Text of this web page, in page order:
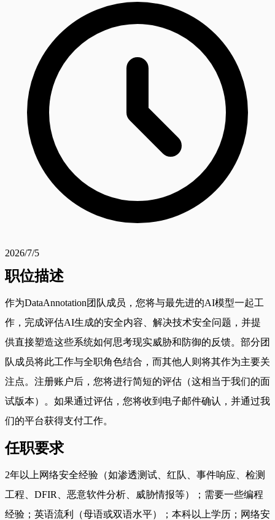
2026/7/5
职位描述
作为DataAnnotation团队成员，您将与最先进的AI模型一起工
作，完成评估AI生成的安全内容、解决技术安全问题，并提
供直接塑造这些系统如何思考现实威胁和防御的反馈。部分团
队成员将此工作与全职角色结合，而其他人则将其作为主要关
注点。注册账户后，您将进行简短的评估（这相当于我们的面
试版本）。如果通过评估，您将收到电子邮件确认，并通过我
们的平台获得支付工作。
任职要求
2年以上网络安全经验（如渗透测试、红队、事件响应、检测
工程、DFIR、恶意软件分析、威胁情报等）；需要一些编程
经验；英语流利（母语或双语水平）；本科以上学历；网络安